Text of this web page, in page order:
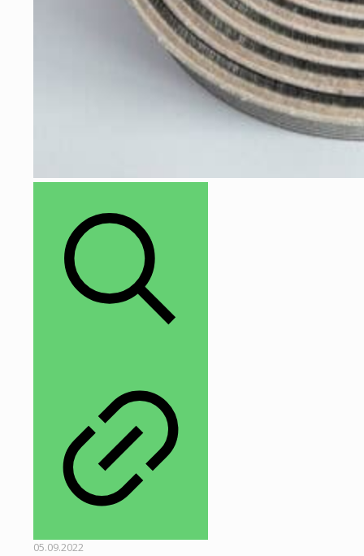
05.09.2022